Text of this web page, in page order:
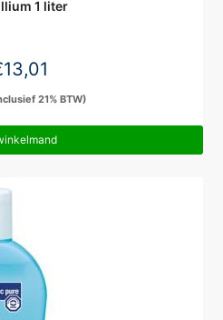
1 liter
13,01
21% BTW)